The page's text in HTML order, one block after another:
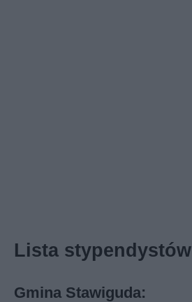
Lista stypendystów
Gmina Stawiguda: